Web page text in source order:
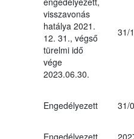
visszavonás
hatálya 2021.
12. 31., végső
türelmi idő
vége
2023.06.30.
31/
Engedélyezett 31/